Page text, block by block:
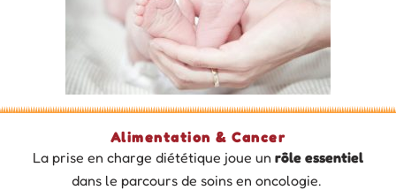
Alimentation & Cancer
La prise en charge diététique joue un rôle essentiel
dans le parcours de soins en oncologie.